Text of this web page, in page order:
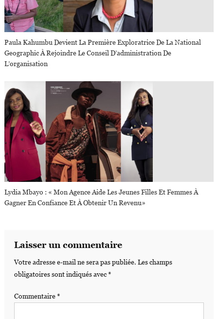
Paula Kahumbu Devient La Première Exploratrice De La National
Geographic À Rejoindre Le Conseil D’administration De
L’organisation
Lydia Mbayo : « Mon Agence Aide Les Jeunes Filles Et Femmes À
Gagner En Confiance Et À Obtenir Un Revenu»
Laisser un commentaire
Votre adresse e-mail ne sera pas publiée. Les champs
obligatoires sont indiqués avec*
Commentaire*